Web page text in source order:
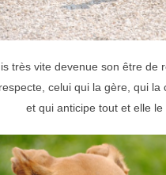
très vite devenue son être de
celui qui la gère, qui
et qui anticipe tout et elle le